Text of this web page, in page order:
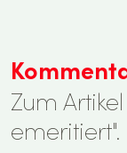
Zum
emeritiert".